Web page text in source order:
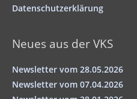
Datenschutzerklärung
Neues aus der VKS
Newsletter vom 28.05.2026
Newsletter vom 07.04.2026